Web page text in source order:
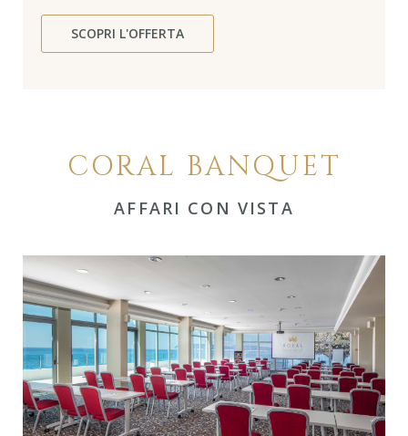
SCOPRI L'OFFERTA
CORAL BANQUET
AFFARI CON VISTA